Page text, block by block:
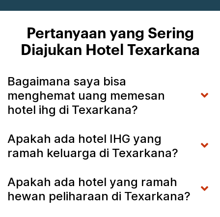
Pertanyaan yang Sering
Diajukan Hotel Texarkana
Bagaimana saya bisa
menghemat uang memesan
hotel ihg di Texarkana?
Apakah ada hotel IHG yang
ramah keluarga di Texarkana?
Apakah ada hotel yang ramah
hewan peliharaan di Texarkana?